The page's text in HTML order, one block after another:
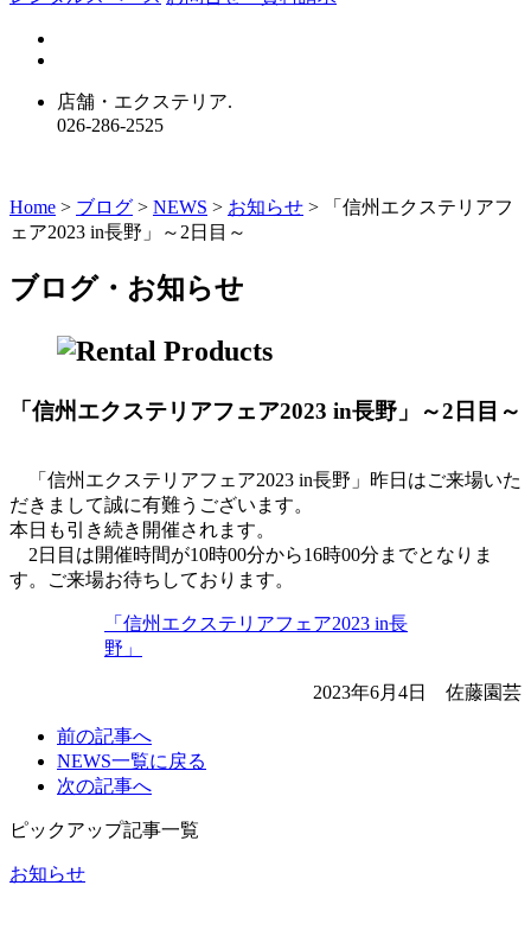
店舗・エクステリア.
026-286-2525
Home > ブログ > NEWS > お知らせ >
「信州エクステリアフ
ェア2023 in長野」～2日目～
ブログ・お知らせ
「信州エクステリアフェア2023 in長野」～2日目～
「信州エクステリアフェア2023 in長野」昨日はご来場いた
だきまして誠に有難うございます。
本日も引き続き開催されます。
2日目は開催時間が10時00分から16時00分までとなりま
す。ご来場お待ちしております。
「信州エクステリアフェア2023 in長
野」
2023年6月4日 佐藤園芸
前の記事へ
NEWS一覧に 戻る
次の記事へ
ピックアップ記事一覧
お知らせ